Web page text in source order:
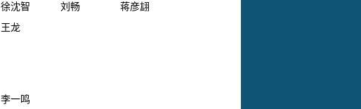
徐沈智 刘畅
蒋彦翃
王龙
李一鸣